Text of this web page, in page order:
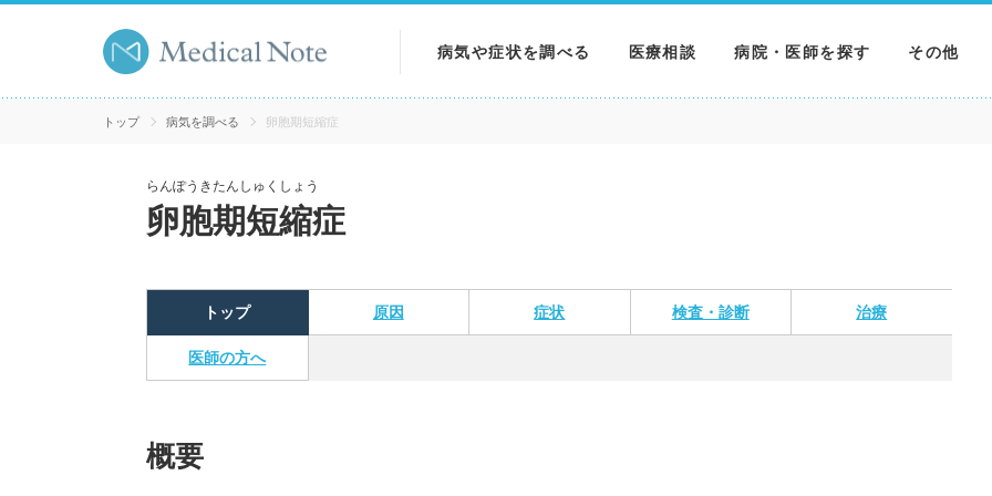
病気や症状を調べる
病気を調べる
医療相談 病院・医師を探す
病院を探す
その他
MNニュー
トップ 病気を調べる 卵胞期短縮症
らんぽうきたんしゅくしょう
卵胞期短縮症
トップ 原因 症状 検査・診断 治療
医師の方へ
概要